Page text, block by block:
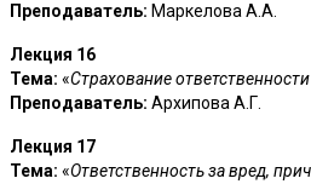
Преподаватель: Маркелова А.А.
Лекция 16
Тема: «Страхование ответственности
Преподаватель: Архипова А.Г.
Лекция 17
Тема: «Ответственность за вред,